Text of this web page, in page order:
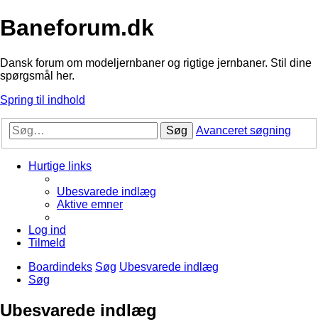
Baneforum.dk
Dansk forum om modeljernbaner og rigtige jernbaner. Stil dine
spørgsmål her.
Spring til indhold
Søg Avanceret søgning
Hurtige links
Ubesvarede indlæg
Aktive emner
Log ind
Tilmeld
Boardindeks Søg Ubesvarede indlæg
Søg
Ubesvarede indlæg